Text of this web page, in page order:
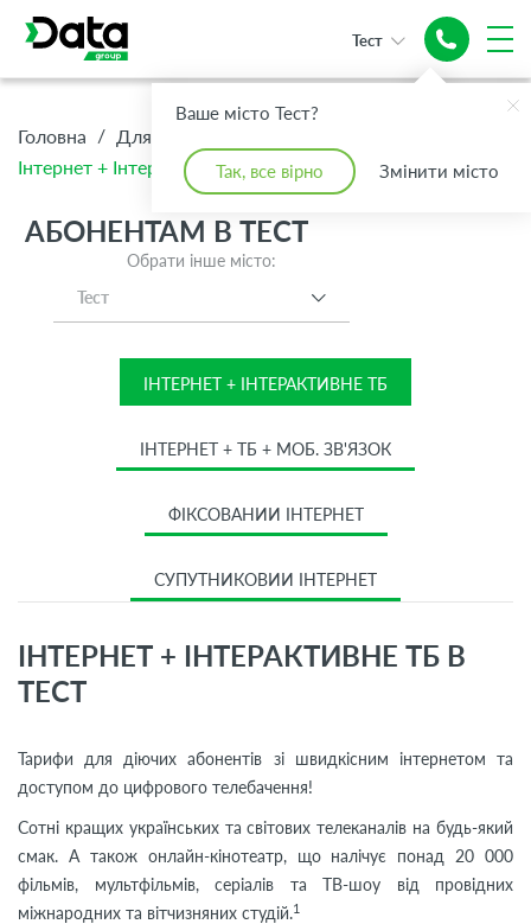
Ваше місто Тест?
Так, все вірно Змінити місто
Тест
Головна / Для Дому
Інтернет + Інтерактивне ТБ
АБОНЕНТАМ В ТЕСТ
Обрати інше місто:
Тест
ІНТЕРНЕТ + ІНТЕРАКТИВНЕ ТБ
ІНТЕРНЕТ + ТБ + МОБ. ЗВ'ЯЗОК
ФІКСОВАНИЙ ІНТЕРНЕТ
СУПУТНИКОВИЙ ІНТЕРНЕТ
ІНТЕРНЕТ + ІНТЕРАКТИВНЕ ТБ В
ТЕСТ
Тарифи для діючих абонентів зі швидкісним інтернетом та
доступом до цифрового телебачення!
Сотні кращих українських та світових телеканалів на будь-який
смак. А також онлайн-кінотеатр, що налічує понад 20 000
фільмів, мультфільмів, серіалів та ТВ-шоу від провідних
міжнародних та вітчизняних студій.1